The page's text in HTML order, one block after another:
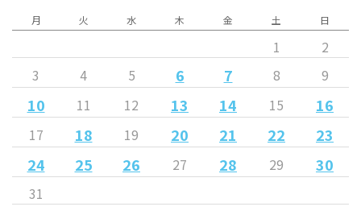
月 火 水 木 金 土 日
1
2
3
4 5 6 7 8 9
10 11 12 13 14 15 16
17 18 19 20 21 22
23
24
25 26 27 28 29 30
31